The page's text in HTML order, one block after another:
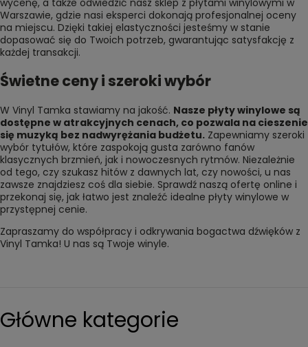
wycenę, a także odwiedzić nasz sklep z płytami winylowymi w
Warszawie, gdzie nasi eksperci dokonają profesjonalnej oceny
na miejscu. Dzięki takiej elastyczności jesteśmy w stanie
dopasować się do Twoich potrzeb, gwarantując satysfakcję z
każdej transakcji.
Świetne ceny i szeroki wybór
W Vinyl Tamka stawiamy na jakość. Nasze płyty winylowe są
dostępne w atrakcyjnych cenach, co pozwala na cieszenie
się muzyką bez nadwyrężania budżetu. Zapewniamy szeroki
wybór tytułów, które zaspokoją gusta zarówno fanów
klasycznych brzmień, jak i nowoczesnych rytmów. Niezależnie
od tego, czy szukasz hitów z dawnych lat, czy nowości, u nas
zawsze znajdziesz coś dla siebie. Sprawdź naszą ofertę online i
przekonaj się, jak łatwo jest znaleźć idealne płyty winylowe w
przystępnej cenie.
Zapraszamy do współpracy i odkrywania bogactwa dźwięków z
Vinyl Tamka! U nas są Twoje winyle.
Główne kategorie